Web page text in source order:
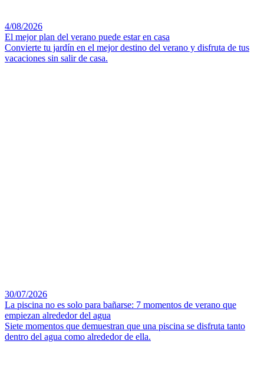
4/08/2026
El mejor plan del verano puede estar en casa
Convierte tu jardín en el mejor destino del verano y disfruta de tus
vacaciones sin salir de casa.
30/07/2026
La piscina no es solo para bañarse: 7 momentos de verano que
empiezan alrededor del agua
Siete momentos que demuestran que una piscina se disfruta tanto
dentro del agua como alrededor de ella.